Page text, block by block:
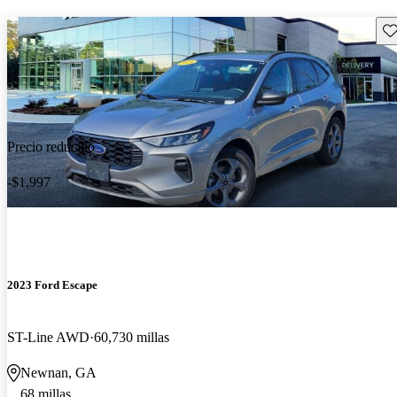
Precio reducido
-$1,997
2023 Ford Escape
ST-Line AWD 60,730 millas
Newnan, GA